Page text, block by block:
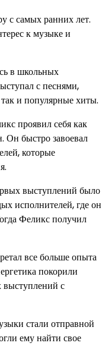
с самых ранних лет.
к музыке и
в школьных
с песнями,
и популярные хиты.
проявил себя как
Он быстро завоевал
которые
выступлений было
исполнителей, где он
Феликс получил
все больше опыта
покорили
выступлений с
стали отправной
ему найти свое